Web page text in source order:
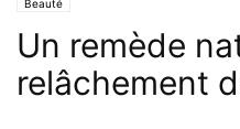
Beauté
Un remède
relâchement